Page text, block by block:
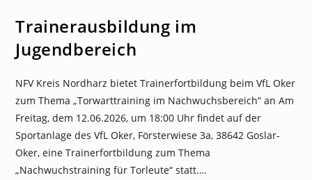
Trainerausbildung im
Jugendbereich
NFV Kreis Nordharz bietet Trainerfortbildung beim VfL Oker
zum Thema „Torwarttraining im Nachwuchsbereich“ an Am
Freitag, dem 12.06.2026, um 18:00 Uhr findet auf der
Sportanlage des VfL Oker, Försterwiese 3a, 38642 Goslar-
Oker, eine Trainerfortbildung zum Thema
„Nachwuchstraining für Torleute“ statt.…